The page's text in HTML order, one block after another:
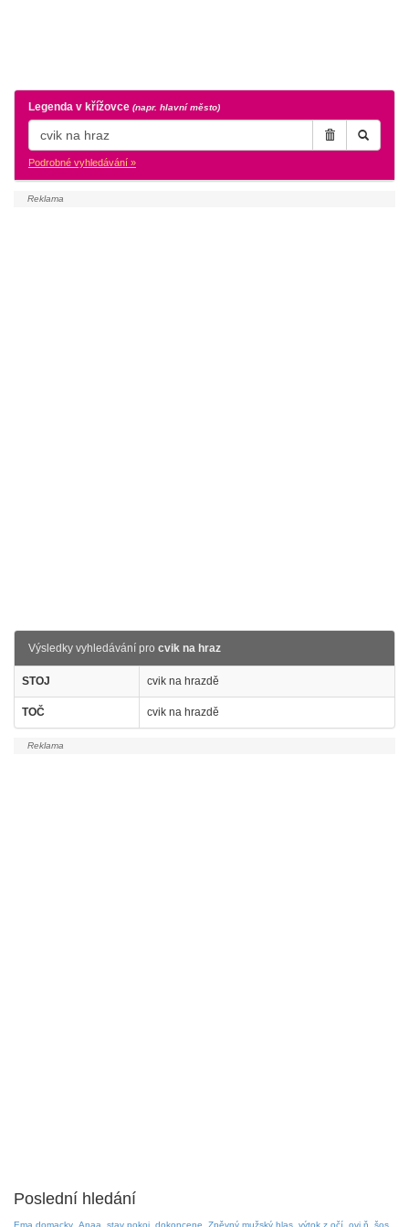
Legenda v křížovce (napr. hlavní město)
Podrobné vyhledávání »
Výsledky vyhledávání pro cvik na hraz
STOJ cvik na hrazdě
TOČ cvik na hrazdě
Poslední hledání
Ema domacky Anaa stav pokoj dokoncene Zpěvný mužský hlas výtok z očí ovi ň šos